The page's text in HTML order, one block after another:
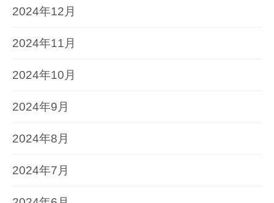
2024年12月
2024年11月
2024年10月
2024年9月
2024年8月
2024年7月